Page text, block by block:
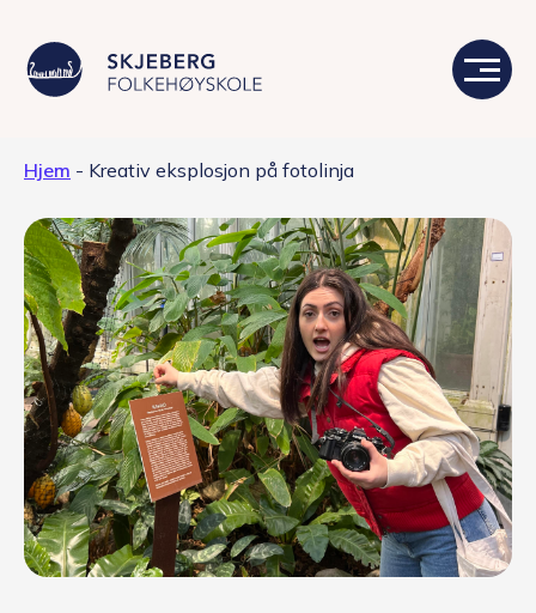
Livet på skolen
Skolen
Kontakt
Valgfag
Siste nytt
Q&A
Hjem - Kreativ eksplosjon på fotolinja